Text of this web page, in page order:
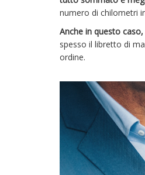
numero di chilometri
Anche in questo
spesso il libretto di
ordine.